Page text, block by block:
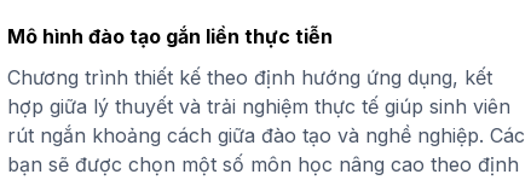
Mô hình đào tạo gắn liền thực tiễn
Chương trình thiết kế theo định hướng ứng dụng, kết
hợp giữa lý thuyết và trải nghiệm thực tế giúp sinh viên
rút ngắn khoảng cách giữa đào tạo và nghề nghiệp. Các
bạn sẽ được chọn một số môn học nâng cao theo định